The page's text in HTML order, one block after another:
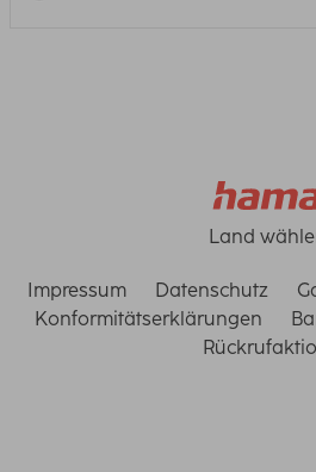
Land
Impressum Datenschutz
Konformitätserklärungen